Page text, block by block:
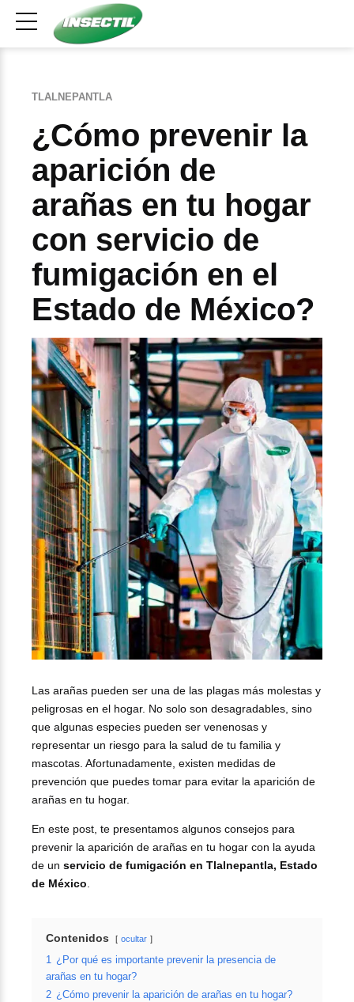
TLALNEPANTLA
¿Cómo prevenir la
aparición de
arañas en tu hogar
con servicio de
fumigación en el
Estado de México?
Las arañas pueden ser una de las plagas más molestas y
peligrosas en el hogar. No solo son desagradables, sino
que algunas especies pueden ser venenosas y
representar un riesgo para la salud de tu familia y
mascotas. Afortunadamente, existen medidas de
prevención que puedes tomar para evitar la aparición de
arañas en tu hogar.
En este post, te presentamos algunos consejos para
prevenir la aparición de arañas en tu hogar con la ayuda
de un servicio de fumigación en Tlalnepantla, Estado
de México.
Contenidos ocultar
1 ¿Por qué es importante prevenir la presencia de
arañas en tu hogar?
2 ¿Cómo prevenir la aparición de arañas en tu hogar?